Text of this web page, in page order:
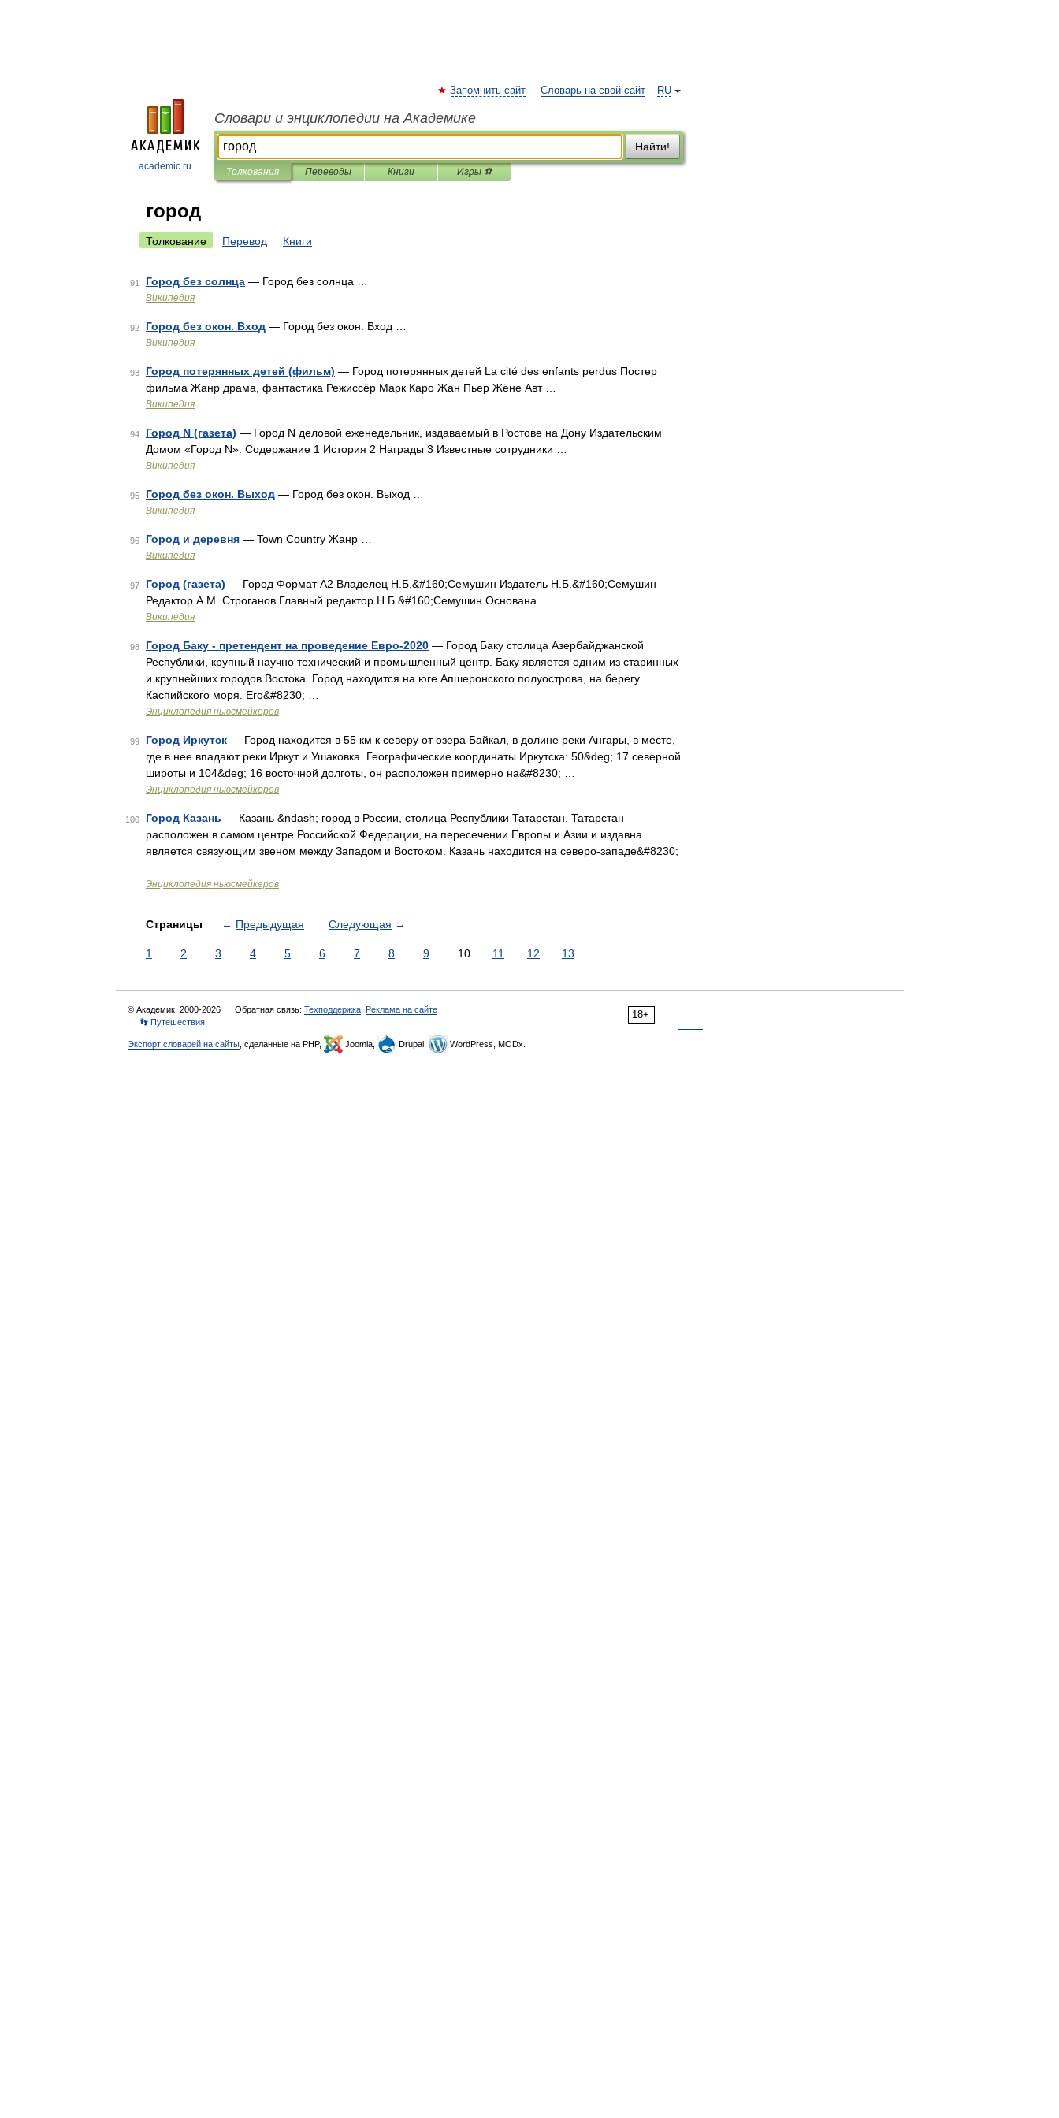
academic.ru
RU
Запомнить сайт Словарь на свой сайт
Словари и энциклопедии на Академике
Найти!
Толкования Переводы Книги Игры ⚽
город
Толкование Перевод Книги
91 Город без солнца — Город без солнца …
Википедия
92 Город без окон. Вход — Город без окон. Вход …
Википедия
93 Город потерянных детей (фильм) — Город потерянных детей La cité des enfants perdus Постер
фильма Жанр драма, фантастика Режиссёр Марк Каро Жан Пьер Жёне Авт …
Википедия
94 Город N (газета) — Город N деловой еженедельник, издаваемый в Ростове на Дону Издательским
Домом «Город N». Содержание 1 История 2 Награды 3 Известные сотрудники …
Википедия
95 Город без окон. Выход — Город без окон. Выход …
Википедия
96 Город и деревня — Town Country Жанр …
Википедия
97 Город (газета) — Город Формат А2 Владелец Н.Б.&#160;Семушин Издатель Н.Б.&#160;Семушин
Редактор А.М. Строганов Главный редактор Н.Б.&#160;Семушин Основана …
Википедия
98 Город Баку - претендент на проведение Евро-2020 — Город Баку столица Азербайджанской
Республики, крупный научно технический и промышленный центр. Баку является одним из старинных
и крупнейших городов Востока. Город находится на юге Апшеронского полуострова, на берегу
Каспийского моря. Его&#8230; …
Энциклопедия ньюсмейкеров
99 Город Иркутск — Город находится в 55 км к северу от озера Байкал, в долине реки Ангары, в месте,
где в нее впадают реки Иркут и Ушаковка. Географические координаты Иркутска: 50&deg; 17 северной
широты и 104&deg; 16 восточной долготы, он расположен примерно на&#8230; …
Энциклопедия ньюсмейкеров
100 Город Казань — Казань &ndash; город в России, столица Республики Татарстан. Татарстан
расположен в самом центре Российской Федерации, на пересечении Европы и Азии и издавна
является связующим звеном между Западом и Востоком. Казань находится на северо‑западе&#8230;
Энциклопедия ньюсмейкеров
Страницы ← Предыдущая Следующая →
1 2 3 4 5 6 7 8 9 10 11 12 13
18+
© Академик, 2000-2026 Обратная связь: Техподдержка Реклама на сайте
👣 Путешествия
Экспорт словарей на сайты , сделанные на PHP, Joomla, Drupal, WordPress, MODx.